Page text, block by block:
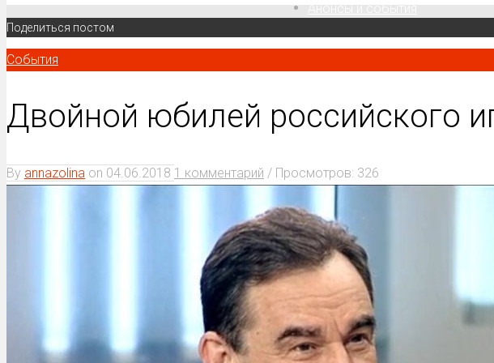
Поделиться постом
События
Двойной юбилей российского
By annazolina on 04.06.2018 1 комментарий / Просмотров: 326